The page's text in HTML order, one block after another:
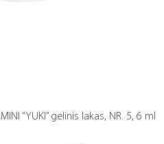
MINI “YUKI” gelinis lakas, NR. 5, 6 ml